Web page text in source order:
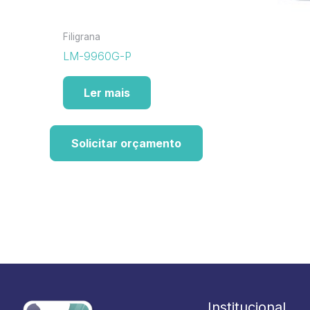
Filigrana
LM-9960G-P
Ler mais
Solicitar orçamento